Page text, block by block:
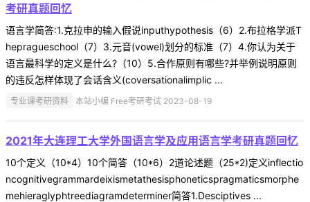
考研真题回忆
语言学简答:1.克拉申的输入假说inputhypothesis（6）2.布拉格学派T
hepragueschool（7）3.元音(vowel)划分的标准（7）4.你认为关于
语言最科学的定义是什么?（10）5.合作原则有哪些?并举例说明原则
的违反怎样体现了会话含义(coversationalimplic ...
专业课考研资料 本站小编 Free考研考试 2023-08-19
2021年大连理工大学外国语言学及应用语言学考研真题回忆
10个定义（10*4）10个简答（10*6）2道论述题（25*2)定义inflectio
ncognitivegrammardeixismetathesisphoneticspragmaticsmorphe
mehieraglyphtreediagramdeterminer简答1.Desciptives ...